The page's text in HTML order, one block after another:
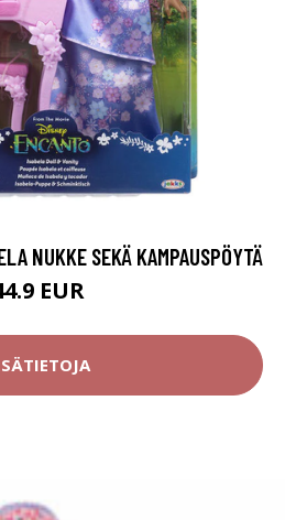
NUKKE SEKÄ KAMPAUSPÖYTÄ
EUR